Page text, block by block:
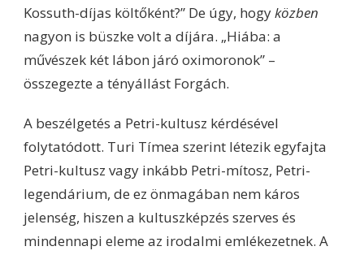
Kossuth-díjas költőként?” De úgy, hogyközben
nagyon is büszke volt a díjára. „Hiába: a
művészek két lábon járó oximoronok” –
összegezte a tényállást Forgách.
A beszélgetés a Petri-kultusz kérdésével
folytatódott. Turi Tímea szerint létezik egyfajta
Petri-kultusz vagy inkább Petri-mítosz, Petri-
legendárium, de ez önmagában nem káros
jelenség, hiszen a kultuszképzés szerves és
mindennapi eleme az irodalmi emlékezetnek. A